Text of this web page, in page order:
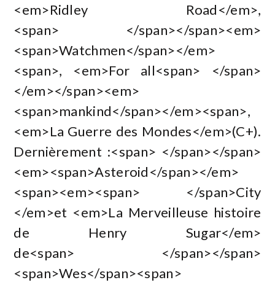
<em>Ridley Road</em>,
<span> </span></span><em>
<span>Watchmen</span></em>
<span>, <em>For all<span> </span>
</em></span><em>
<span>mankind</span></em><span>,
<em>La Guerre des Mondes</em>(C+).
Dernièrement :<span> </span></span>
<em><span>Asteroid</span></em>
<span><em><span> </span>City
</em>et <em>La Merveilleuse histoire
de Henry Sugar</em>
de<span> </span></span>
<span>Wes</span><span>